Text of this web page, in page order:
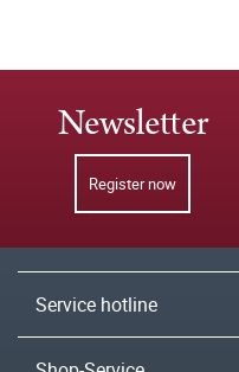
Newsletter
Register now
Service hotline